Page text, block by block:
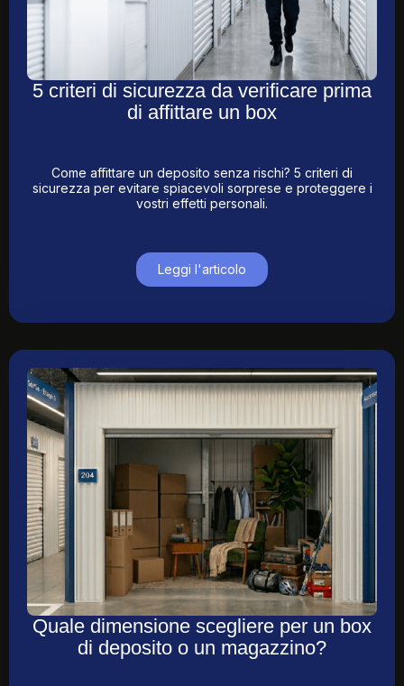
5 criteri di sicurezza da verificare prima
di affittare un box
Come affittare un deposito senza rischi? 5 criteri di
sicurezza per evitare spiacevoli sorprese e proteggere i
vostri effetti personali.
Leggi l'articolo
Quale dimensione scegliere per un box
di deposito o un magazzino?